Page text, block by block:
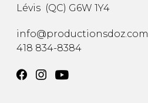
Lévis (QC) G6W 1Y4
info@productionsdoz.com
418 834-8384